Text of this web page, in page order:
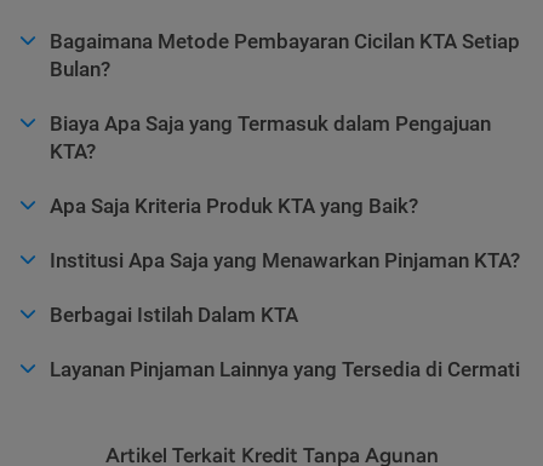
Bagaimana Metode Pembayaran Cicilan KTA Setiap
Bulan?
Biaya Apa Saja yang Termasuk dalam Pengajuan
KTA?
Apa Saja Kriteria Produk KTA yang Baik?
Institusi Apa Saja yang Menawarkan Pinjaman KTA?
Berbagai Istilah Dalam KTA
Layanan Pinjaman Lainnya yang Tersedia di Cermati
Artikel Terkait Kredit Tanpa Agunan